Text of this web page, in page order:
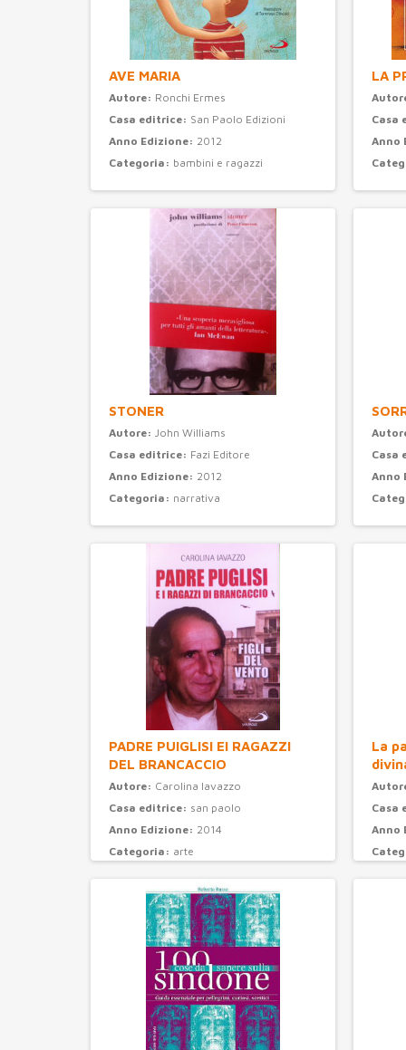
AVE MARIA
Autore: Ronchi Ermes
Casa editrice: San Paolo Edizioni
Anno Edizione: 2012
Categoria: bambini e ragazzi
LA
Casa
Anno
STONER
Autore: John Williams
Casa editrice: Fazi Editore
Anno Edizione: 2012
Categoria: narrativa
Casa
Anno
PADRE PUIGLISI EI RAGAZZI
DEL BRANCACCIO
Autore: Carolina Iavazzo
Casa editrice: san paolo
Anno Edizione: 2014
Categoria: arte
La
Casa
Anno